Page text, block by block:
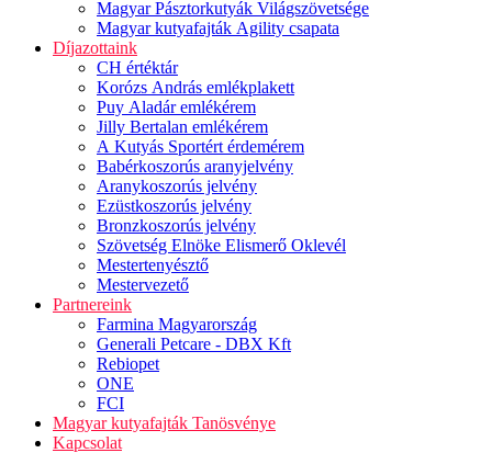
Magyar Pásztorkutyák Világszövetsége
Magyar kutyafajták Agility csapata
Díjazottaink
CH értéktár
Korózs András emlékplakett
Puy Aladár emlékérem
Jilly Bertalan emlékérem
A Kutyás Sportért érdemérem
Babérkoszorús aranyjelvény
Aranykoszorús jelvény
Ezüstkoszorús jelvény
Bronzkoszorús jelvény
Szövetség Elnöke Elismerő Oklevél
Mestertenyésztő
Mestervezető
Partnereink
Farmina Magyarország
Generali Petcare - DBX Kft
Rebiopet
ONE
FCI
Magyar kutyafajták Tanösvénye
Kapcsolat